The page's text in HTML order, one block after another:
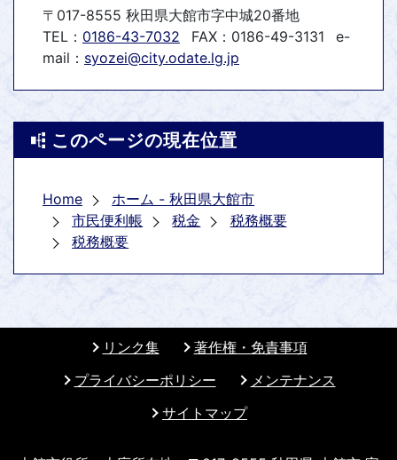
〒017-8555 秋田県大館市字中城20番地
TEL： 0186-43-7032 FAX：0186-49-3131
e-
mail： syozei@city.odate.lg.jp
このページの現在位置
Home
ホーム - 秋田県大館市
市民便利帳
税金
税務概要
税務概要
リンク集
著作権・免責事項
プライバシーポリシー
メンテナンス
サイトマップ